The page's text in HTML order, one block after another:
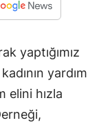
yaptığımız
yardım
elini hızla